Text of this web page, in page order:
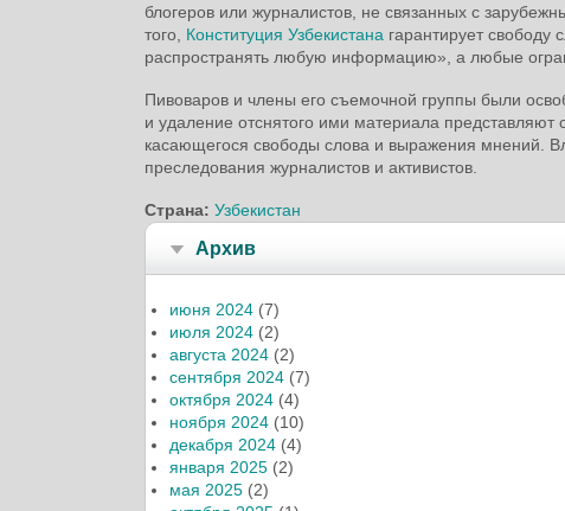
блогеров или журналистов, не связанных с
того, Конституция Узбекистана гарантирует свободу
распространять любую информацию», а любые
Пивоваров и члены его съемочной группы были
и удаление отснятого ими материала представляют
касающегося свободы слова и выражения мнений.
преследования журналистов и активистов.
Страна: Узбекистан
Архив
июня 2024 (7)
июля 2024 (2)
августа 2024 (2)
сентября 2024 (7)
октября 2024 (4)
ноября 2024 (10)
декабря 2024 (4)
января 2025 (2)
мая 2025 (2)